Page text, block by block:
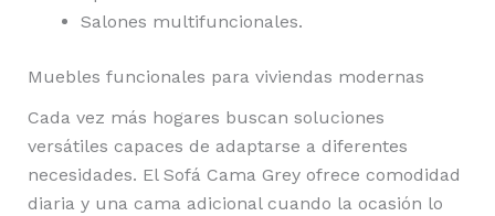
Salones multifuncionales.
Muebles funcionales para viviendas modernas
Cada vez más hogares buscan soluciones
versátiles capaces de adaptarse a diferentes
necesidades. El Sofá Cama Grey ofrece comodidad
diaria y una cama adicional cuando la ocasión lo